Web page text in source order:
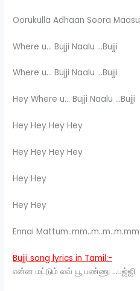
Oorukulla Adhaan Soora Maasu
Where u… Bujji Naalu …Bujji
Where u… Bujji Naalu …Bujji
Hey Where u… Bujji Naalu …Bujji
Hey Hey Hey Hey
Hey Hey Hey Hey
Hey Hey
Hey Hey
Ennai Mattum..mm..m..m..m.mm
Bujji song lyrics in Tamil:-
என்ன மட்டும் லவ் யூ பண்ணு …புஜ்ஜி